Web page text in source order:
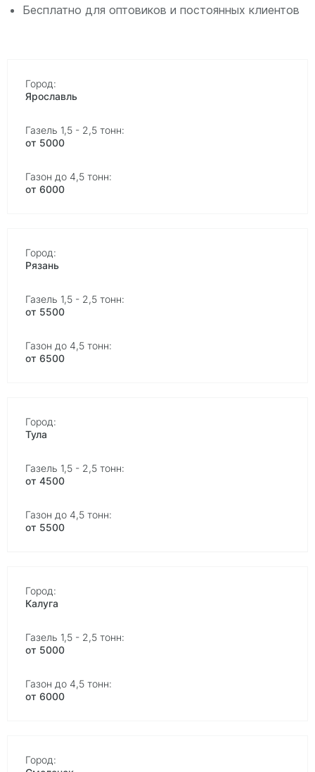
Бесплатно для оптовиков и постоянных клиентов
Ярославль
от 5000
от 6000
Рязань
от 5500
от 6500
Тула
от 4500
от 5500
Калуга
от 5000
от 6000